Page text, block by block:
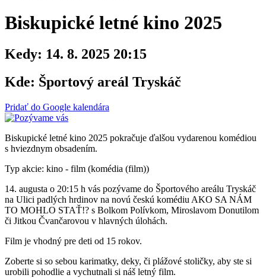
Biskupické letné kino 2025
Kedy: 14. 8. 2025 20:15
Kde: Športový areál Tryskáč
Pridať do Google kalendára
Biskupické letné kino 2025 pokračuje ďalšou vydarenou komédiou
s hviezdnym obsadením.
Typ akcie: kino - film (komédia (film))
14. augusta o 20:15 h vás pozývame do Športového areálu Tryskáč
na Ulici padlých hrdinov na novú českú komédiu AKO SA NÁM
TO MOHLO STAŤ!? s Bolkom Polívkom, Miroslavom Donutilom
či Jitkou Čvančarovou v hlavných úlohách.
Film je vhodný pre deti od 15 rokov.
Zoberte si so sebou karimatky, deky, či plážové stoličky, aby ste si
urobili pohodlie a vychutnali si náš letný film.